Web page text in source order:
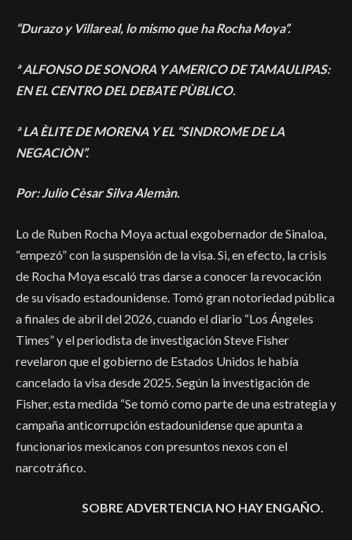
“Durazo y Villareal, lo mismo que ha Rocha Moya”.
ª ALFONSO DE SONORA Y AMERICO DE TAMAULIPAS:
EN EL CENTRO DEL DEBATE PÙBLICO.
ª LA ÈLITE DE MORENA Y EL “SINDROME DE LA
NEGACIÒN”.
Por: Julio Cèsar Silva Alemàn.
Lo de Ruben Rocha Moya actual exgobernador de Sinaloa,
“empezó” con la suspensión de la visa. Si, en efecto, la crisis
de Rocha Moya escaló tras darse a conocer la revocación
de su visado estadounidense. Tomó gran notoriedad pública
a finales de abril del 2026, cuando el diario “Los Ángeles
Times” y el periodista de investigación Steve Fisher
revelaron que el gobierno de Estados Unidos le había
cancelado la visa desde 2025. Según la investigación de
Fisher, esta medida “Se tomó como parte de una estrategia y
campaña anticorrupción estadounidense que apunta a
funcionarios mexicanos con presuntos nexos con el
narcotráfico.
SOBRE ADVERTENCIA NO HAY ENGAÑO.